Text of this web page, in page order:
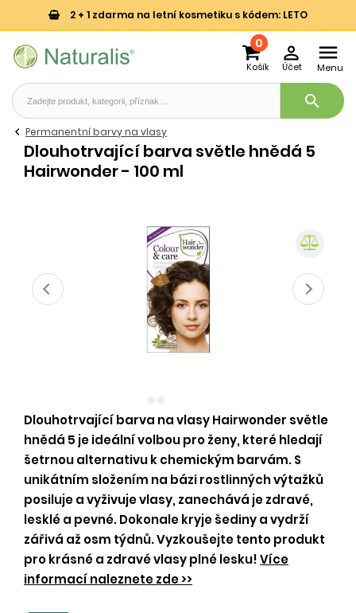
2 + 1 zdarma na letní kosmetiku s kódem: LETO

Menu

Účet
0
Košík
search
Permanentní barvy na vlasy
Dlouhotrvající barva světle hnědá 5
Hairwonder - 100 ml
Dlouhotrvající barva na vlasy Hairwonder světle
hnědá 5 je ideální volbou pro ženy, které hledají
šetrnou alternativu k chemickým barvám. S
unikátním složením na bázi rostlinných výtažků
posiluje a vyživuje vlasy, zanechává je zdravé,
lesklé a pevné. Dokonale kryje šediny a vydrží
zářivá až osm týdnů. Vyzkoušejte tento produkt
pro krásné a zdravé vlasy plné lesku!Více
informací naleznete zde >>